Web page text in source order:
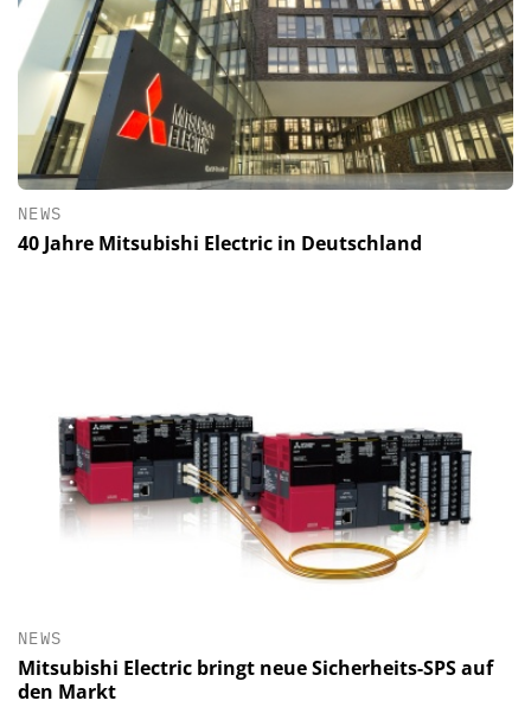
NEWS
40 Jahre Mitsubishi Electric in Deutschland
NEWS
Mitsubishi Electric bringt neue Sicherheits-SPS auf
den Markt